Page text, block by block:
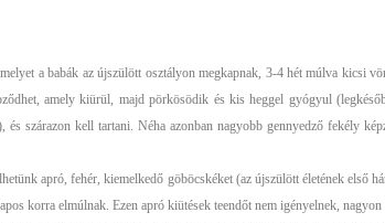
a babák az újszülött osztályon megkapnak, 3-4 hét múlva kicsi
amely kiürül, majd pörkösödik és kis heggel gyógyul
szárazon kell tartani. Néha azonban nagyobb gennyedző fekély
apró, fehér, kiemelkedő göböcskéket (az újszülött életének
korra elmúlnak. Ezen apró kiütések teendőt nem igényelnek,